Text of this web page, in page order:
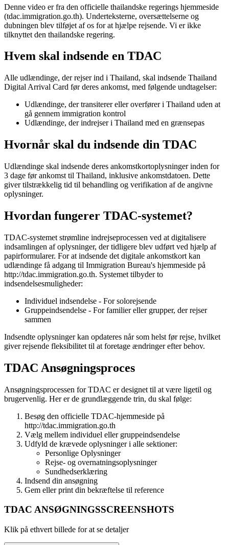
Denne video er fra den officielle thailandske regerings hjemmeside
(tdac.immigration.go.th). Underteksterne, oversættelserne og
dubningen blev tilføjet af os for at hjælpe rejsende. Vi er ikke
tilknyttet den thailandske regering.
Hvem skal indsende en TDAC
Alle udlændinge, der rejser ind i Thailand, skal indsende Thailand
Digital Arrival Card før deres ankomst, med følgende undtagelser:
Udlændinge, der transiterer eller overfører i Thailand uden at
gå gennem immigration kontrol
Udlændinge, der indrejser i Thailand med en grænsepas
Hvornår skal du indsende din TDAC
Udlændinge skal indsende deres ankomstkortoplysninger inden for
3 dage før ankomst til Thailand, inklusive ankomstdatoen. Dette
giver tilstrækkelig tid til behandling og verifikation af de angivne
oplysninger.
Hvordan fungerer TDAC-systemet?
TDAC-systemet strømline indrejseprocessen ved at digitalisere
indsamlingen af oplysninger, der tidligere blev udført ved hjælp af
papirformularer. For at indsende det digitale ankomstkort kan
udlændinge få adgang til Immigration Bureau's hjemmeside på
http://tdac.immigration.go.th. Systemet tilbyder to
indsendelsesmuligheder:
Individuel indsendelse - For solorejsende
Gruppeindsendelse - For familier eller grupper, der rejser
sammen
Indsendte oplysninger kan opdateres når som helst før rejse, hvilket
giver rejsende fleksibilitet til at foretage ændringer efter behov.
TDAC Ansøgningsproces
Ansøgningsprocessen for TDAC er designet til at være ligetil og
brugervenlig. Her er de grundlæggende trin, du skal følge:
Besøg den officielle TDAC-hjemmeside på
http://tdac.immigration.go.th
Vælg mellem individuel eller gruppeindsendelse
Udfyld de krævede oplysninger i alle sektioner:
Personlige Oplysninger
Rejse- og overnatningsoplysninger
Sundhedserklæring
Indsend din ansøgning
Gem eller print din bekræftelse til reference
TDAC ANSØGNINGSSCREENSHOTS
Klik på ethvert billede for at se detaljer